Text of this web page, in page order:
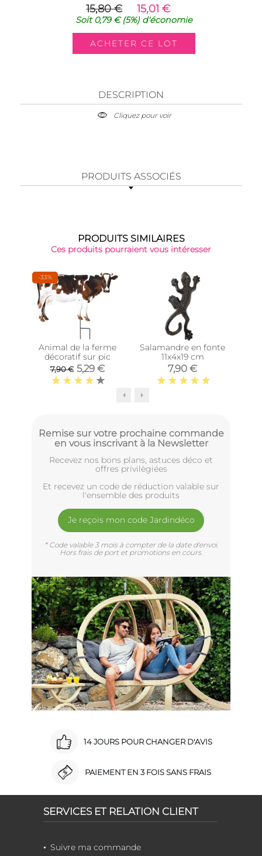
15,80 € 15,01 €
Soit0,79 €(5%) d'économie
DESCRIPTION
Cliquez pour voir
PRODUITS ASSOCIÉS
PRODUITS SIMILAIRES
Ces produits pourraient vous intéresser
-33%
Animal de la ferme
décoratif sur pic
7,90 € 5,29 €
Salamandre en fonte
11x4x19 cm
7,90 €
Remise sur votre prochaine commande
en vous inscrivant à la Newsletter
Recevez nos bons plans, astuces déco et
offres privilègiées
Et recevez un code de réduction valable sur
l'ensemble des produits
Je reçois mon code Jardindéco
* Code valable 3 mois à compter de la date d'envoi.
Hors frais de port et promotions en cours.
14 JOURS POUR CHANGER D'AVIS
PAIEMENT EN 3 FOIS SANS FRAIS
SERVICES ET RELATION CLIENT
Suivre ma commande